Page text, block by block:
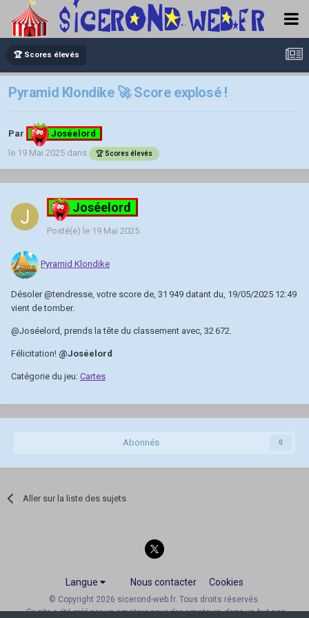
🏆 Scores élevés
Pyramid Klondike 🚀 Score explosé !
Par
Joséelord
le 19 Mai 2025 dans 🏆 Scores élevés
Joséelord
Posté(e) le 19 Mai 2025
Pyramid Klondike
Désoler@tendresse , votre score de, 31 949 datant du, 19/05/2025 12:49
vient de tomber.
@Joséelord , prends la tête du classement avec, 32 672.
Félicitation! @Joséelord
Catégorie du jeu: Cartes
Abonnés 0
Aller sur la liste des sujets
Langue Nous contacter Cookies
© Copyright 2026 sicerond-web.fr. Tous droits réservés.
Ce site a été créé par un amateur, pour des amateurs, dans un but non